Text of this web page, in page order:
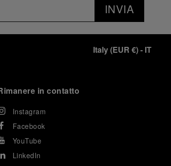
INVIA
Italy(EUR €)- IT
in contatto
Instagram
Facebook
YouTube
LinkedIn